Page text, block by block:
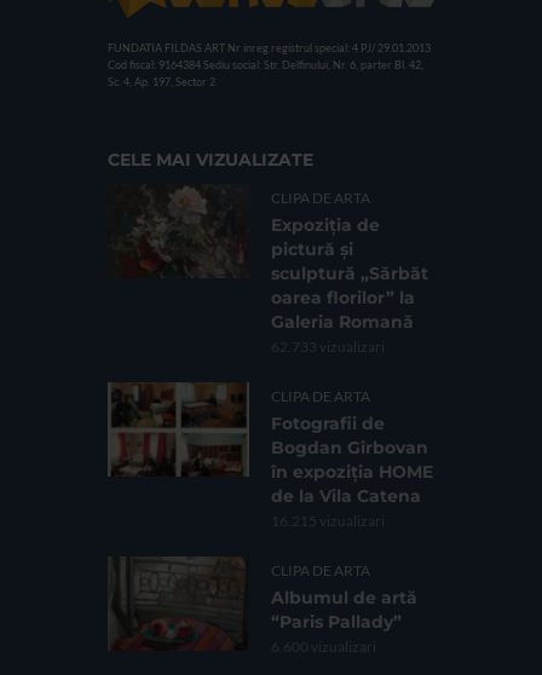
FUNDATIA FILDAS ART Nr inreg registrul special: 4 PJ/ 29.01.2013
Cod fiscal: 9164384 Sediu social: Str. Delfinului, Nr. 6, parter Bl. 42,
Sc. 4, Ap. 197, Sector 2
CELE MAI VIZUALIZATE
CLIPA DE ARTA
Expoziția de
pictură și
sculptură „Sărbăt
oarea florilor” la
Galeria Romană
62.733 vizualizari
CLIPA DE ARTA
Fotografii de
Bogdan Gîrbovan
în expoziția HOME
de la Vila Catena
16.215 vizualizari
CLIPA DE ARTA
Albumul de artă
“Paris Pallady”
6.600 vizualizari